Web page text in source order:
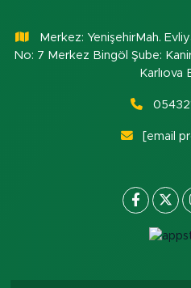
Merkez: YenişehirMah.
No: 7 Merkez Bingöl Şube:
Karlıova
[email